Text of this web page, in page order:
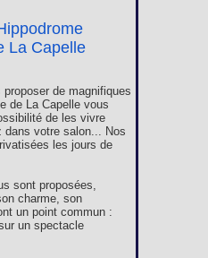
La Capelle
de magnifiques
de La Capelle vous
de les vivre
votre salon... Nos
les jours de
sont proposées,
charme, son
un point commun :
un spectacle